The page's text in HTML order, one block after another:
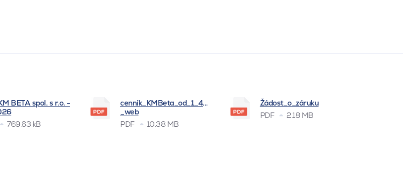
BETA spol. s r.o. -
769.63 kB
cenník_KMBeta_od_1_4_2026
_web
PDF
10.38 MB
Žádost_o_záruku
PDF
2.18 MB